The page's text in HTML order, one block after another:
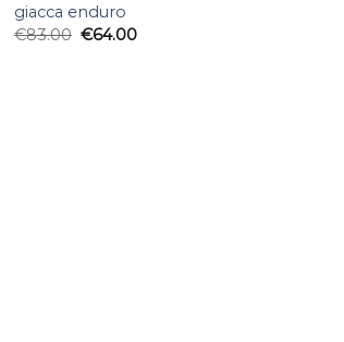
giacca enduro
€83.00 €64.00